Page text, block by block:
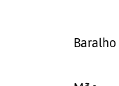
Baralho